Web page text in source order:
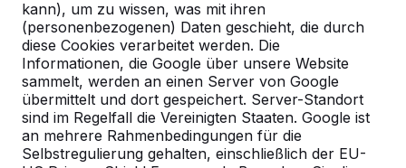
kann), um zu wissen, was mit ihren
(personenbezogenen) Daten geschieht, die durch
diese Cookies verarbeitet werden. Die
Informationen, die Google über unsere Website
sammelt, werden an einen Server von Google
übermittelt und dort gespeichert. Server-Standort
sind im Regelfall die Vereinigten Staaten. Google ist
an mehrere Rahmenbedingungen für die
Selbstregulierung gehalten, einschließlich der EU-
Kontakt
HeBlad Deutschland
Diekerstraße 97
42781 Haan
Deutschland
+49 212 934 77 25